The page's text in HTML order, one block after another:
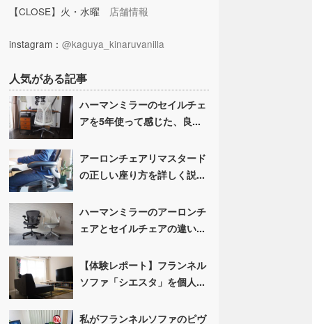
【CLOSE】火・水曜 店舗情報
instagram：@kaguya_kinaruvanilla
人気がある記事
ハーマンミラーのセイルチェ
アを5年使って感じた、良...
アーロンチェアリマスタード
の正しい座り方を詳しく説...
ハーマンミラーのアーロンチ
ェアとセイルチェアの違い...
【体験レポート】フランネル
ソファ「シエスタ」を個人...
私がフランネルソファのピヴ